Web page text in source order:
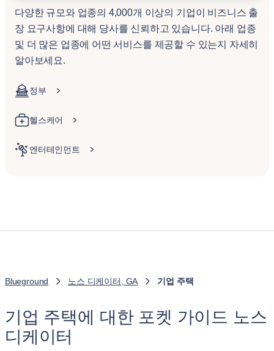
다양한 규모와 업종의 4,000개 이상의 기업이 비즈니스 출
장 요구사항에 대해 당사를 신뢰하고 있습니다. 아래 업종
및 더 많은 업종에 어떤 서비스를 제공할 수 있는지 자세히
알아보세요.
정부
헬스케어
엔터테인먼트
Blueground 노스 디케이터, GA 기업 주택
기업 주택에 대한 포켓 가이드 노스
디케이터